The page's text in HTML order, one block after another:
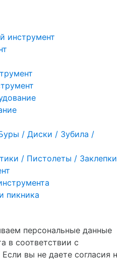
инструмент
/ Диски / Зубила /
/ Пистолеты / Заклепки
пикника
персональные данные
в соответствии с
Если вы не даете согласия